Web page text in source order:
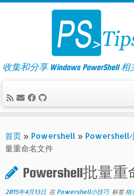
Skip
收集和分享 Windows PowerShell
首页 » Powershell » Powershell
量重命名文件
Powershell批量
2015年4月13日 在 Powershell小技巧 标签格